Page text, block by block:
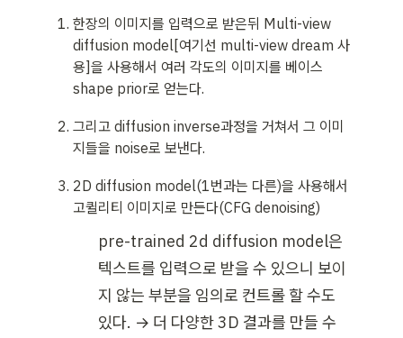
한장의 이미지를 입력으로 받은뒤 Multi-view
diffusion model[여기선 multi-view dream 사
용]을 사용해서 여러 각도의 이미지를 베이스
shape prior로 얻는다.
그리고 diffusion inverse과정을 거쳐서 그 이미
지들을 noise로 보낸다.
2D diffusion model(1번과는 다른)을 사용해서
고퀼리티 이미지로 만든다(CFG denoising)
pre-trained 2d diffusion model은
텍스트를 입력으로 받을 수 있으니 보이
지 않는 부분을 임의로 컨트롤 할 수도
있다. → 더 다양한 3D 결과를 만들 수